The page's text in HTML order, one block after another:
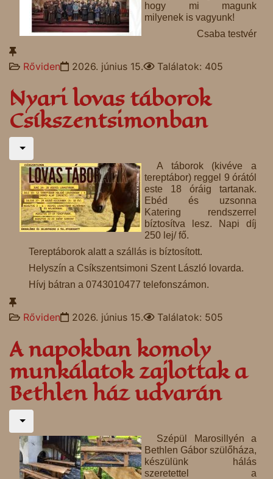
hogy mi magunk
milyenek is vagyunk!
Csaba testvér
Rőviden 2026. június 15. Találatok: 405
Nyari lovas táborok
Csíkszentsimonban
A táborok (kivéve a
tereptábor) reggel 9 órától
este 18 óráig tartanak.
Ebéd és uzsonna
Katering rendszerrel
bíztosítva lesz. Napi díj
250 lej/ fő.
Tereptáborok alatt a szállás is bíztosított.
Helyszín a Csíkszentsimoni Szent László lovarda.
Hívj bátran a 0743010477 telefonszámon.
Rőviden 2026. június 15. Találatok: 505
A napokban komoly
munkálatok zajlottak a
Bethlen ház udvarán
Szépül Marosillyén a
Bethlen Gábor szülőháza,
készülünk hálás
szeretettel a